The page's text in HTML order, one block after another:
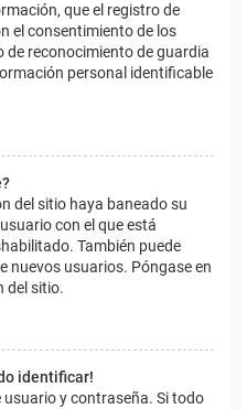
que el registro de
el consentimiento de los
reconocimiento de guardia
personal identificable
del sitio haya baneado su
con el que está
También puede
nuevos usuarios. Póngase en
del sitio.
identificar!
usuario y contraseña. Si todo